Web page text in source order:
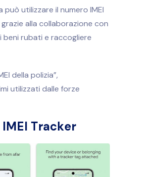
utilizzare il numero IMEI
alla collaborazione con
rubati e raccogliere
della polizia”,
utilizzati dalle forze
Tracker